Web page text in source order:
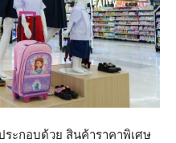
ะกอบด้วย สินค้าราคาพิเศษ